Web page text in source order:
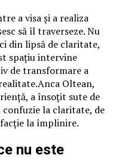
a visa și a realiza
să îl traverseze. Nu
din lipsă de claritate,
spațiu intervine
de transformare a
Oltean,
a însoțit sute de
la claritate, de
la împlinire.
nu este